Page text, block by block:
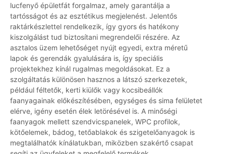
lucfenyő épületfát forgalmaz, amely garantálja a
tartósságot és az esztétikus megjelenést. Jelentős
raktárkészlettel rendelkezik, így gyors és hatékony
kiszolgálást tud biztosítani megrendelői részére. Az
asztalos üzem lehetőséget nyújt egyedi, extra méretű
lapok és gerendák gyalulására is, így speciális
projektekhez kínál rugalmas megoldásokat. Ez a
szolgáltatás különösen hasznos a látszó szerkezetek,
például féltetők, kerti kiülők vagy kocsibeállók
faanyagainak előkészítésében, egységes és sima felületet
elérve, igény esetén élek letörésével is. A minőségi
faanyagok mellett szendvicspanelek, WPC profilok,
kötőelemek, bádog, tetőablakok és szigetelőanyagok is
megtalálhatók kínálatukban, miközben szakértő csapat